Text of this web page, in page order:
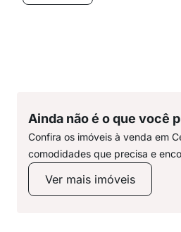
Ainda não é o que você
Confira os imóveis à venda em
comodidades que precisa e
Ver mais imóveis